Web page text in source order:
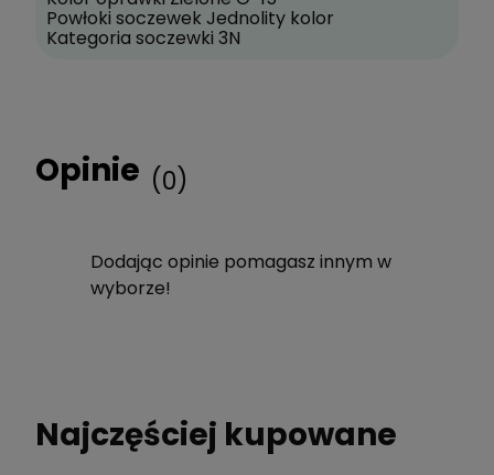
Powłoki soczewek Jednolity kolor
Kategoria soczewki 3N
Opinie (0)
Dodając opinie pomagasz innym w
wyborze!
Najczęściej kupowane